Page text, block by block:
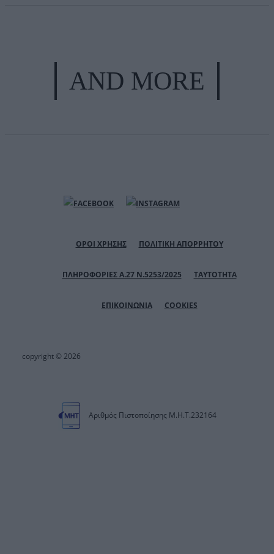
AND MORE
ΟΡΟΙ ΧΡΗΣΗΣ ΠΟΛΙΤΙΚΗ ΑΠΟΡΡΗΤΟΥ
ΠΛΗΡΟΦΟΡΙΕΣ Α.27 Ν.5253/2025 ΤΑΥΤΟΤΗΤΑ
ΕΠΙΚΟΙΝΩΝΙΑ COOKIES
copyright © 2026
Αριθμός Πιστοποίησης Μ.Η.Τ.232164